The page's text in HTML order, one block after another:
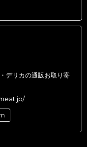
デリカの通販お取り寄